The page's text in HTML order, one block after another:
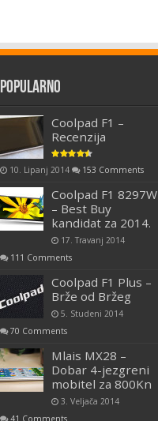
Popularno
Coolpad F1 –
Recenzija
10. Lipanj 2014 153 Comments
Coolpad F1 8297W
– Best Buy
kandidat za 2014.
17. Travanj 2014
111 Comments
Coolpad F1 Plus –
Brže od Bržeg
5. Studeni 2014
70 Comments
Mlais MX28 –
Dobar 4-jezgreni
mobitel za 800Kn
3. Veljača 2014
41 Comments